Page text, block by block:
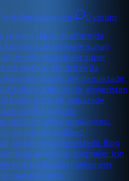
info@enabase.com
0 yorum
işlevleri tek bir platformda
kesintisiz bir deneyim sunan
en popüler super
WeChat, Hindistan'da
Gojek öne çıkmaktadır.
ödeme işlemlerine, alışverişten
kadar geniş bir yelpazede
günlük hayatını
app’lerin artan popülaritesi,
yaratırken, kullanıcı
bir şekilde değiştirmektedir. Blog
sunduğu avantajlar, işletmeler için
bu alandaki gelişmeler
ulaşabilirsiniz.